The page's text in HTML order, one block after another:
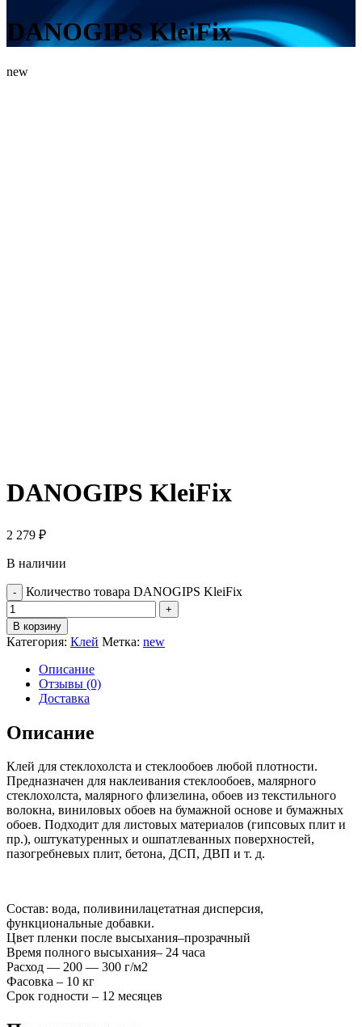
DANOGIPS KleiFix
new
DANOGIPS KleiFix
2 279 ₽
В наличии
Количество товара DANOGIPS KleiFix
В корзину
Категория: Клей Метка: new
Описание
Отзывы (0)
Доставка
Описание
Клей для стеклохолста и стеклообоев любой плотности.
Предназначен для наклеивания стеклообоев, малярного
стеклохолста, малярного флизелина, обоев из текстильного
волокна, виниловых обоев на бумажной основе и бумажных
обоев. Подходит для листовых материалов (гипсовых плит и
пр.), оштукатуренных и ошпатлеванных поверхностей,
пазогребневых плит, бетона, ДСП, ДВП и т. д.
Состав: вода, поливинилацетатная дисперсия,
функциональные добавки.
Цвет пленки после высыхания–прозрачный
Время полного высыхания– 24 часа
Расход — 200 — 300 г/м2
Фасовка – 10 кг
Срок годности – 12 месяцев